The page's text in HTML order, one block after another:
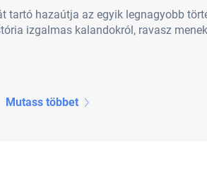
tartó hazaútja az egyik legnagyobb
izgalmas kalandokról, ravasz
Mutass többet